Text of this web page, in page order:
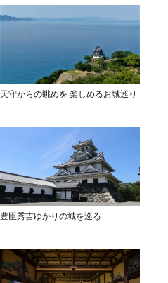
天守からの眺めを 楽しめるお城巡り
豊臣秀吉ゆかりの城を巡る